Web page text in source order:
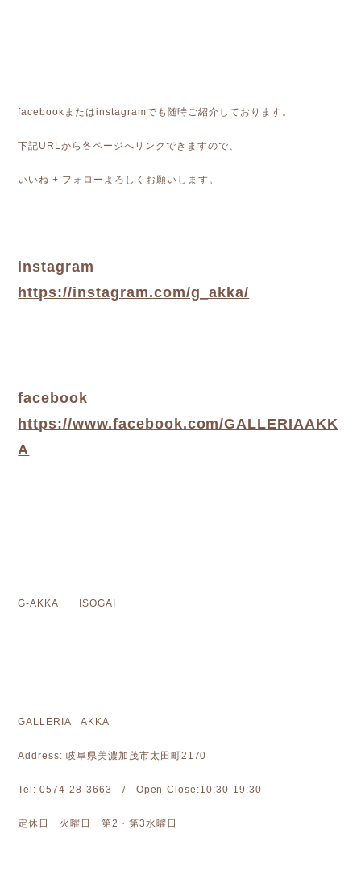
facebookまたはinstagramでも随時ご紹介しております。
下記URLから各ページへリンクできますので、
いいね + フォローよろしくお願いします。
instagram
https://instagram.com/g_akka/
facebook
https://www.facebook.com/GALLERIAAKK
A
G-AKKA ISOGAI
GALLERIA AKKA
Address: 岐阜県美濃加茂市太田町2170
Tel: 0574-28-3663 / Open-Close:10:30-19:30
定休日 火曜日 第2・第3水曜日